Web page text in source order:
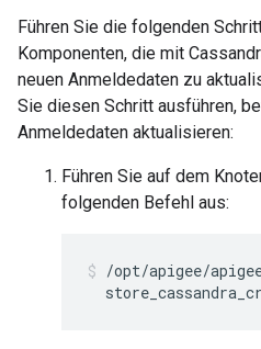
Führen Sie die folgenden
Komponenten, die mit
neuen Anmeldedaten zu
Sie diesen Schritt ausführen,
Anmeldedaten aktualisieren:
Führen Sie auf dem
folgenden Befehl aus:
/opt/apigee/